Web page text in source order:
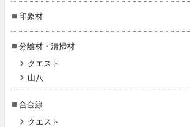
印象材
分離材・清掃材
クエスト
山八
合金線
クエスト